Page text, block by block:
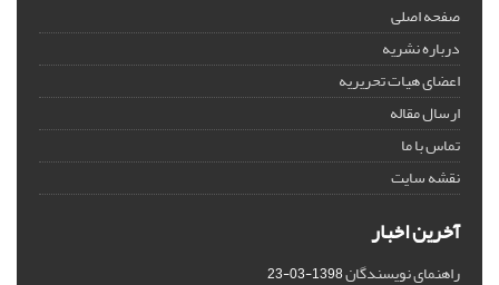
صفحه اصلی
درباره نشریه
اعضای هیات تحریریه
ارسال مقاله
تماس با ما
نقشه سایت
آخرین اخبار
راهنمای نویسندگان1398-03-23